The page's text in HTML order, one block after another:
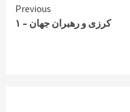
Continue
Reading
Previous
کرزی و رهبران جهان – ۱